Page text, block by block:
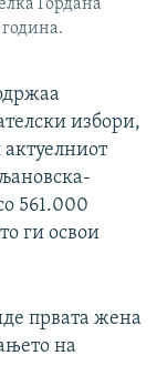
Гордана
избори,
561.000
ги освои
првата жена
на